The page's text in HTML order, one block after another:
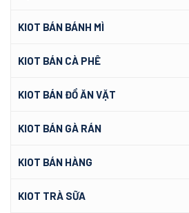
KIOT BÁN BÁNH MÌ
KIOT BÁN CÀ PHÊ
KIOT BÁN ĐỒ ĂN VẶT
KIOT BÁN GÀ RÁN
KIOT BÁN HÀNG
KIOT TRÀ SỮA